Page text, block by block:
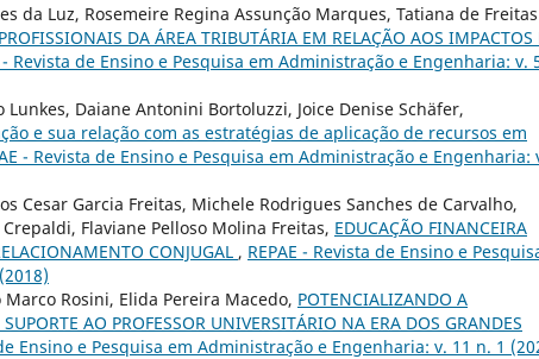
da Luz, Rosemeire Regina Assunção Marques, Tatiana de Freitas
DA ÁREA TRIBUTÁRIA EM RELAÇÃO AOS IMPACTOS
- Revista de Ensino e Pesquisa em Administração e Engenharia: v.
Daiane Antonini Bortoluzzi, Joice Denise Schäfer,
e sua relação com as estratégias de aplicação de recursos em
- Revista de Ensino e Pesquisa em Administração e Engenharia:
Cesar Garcia Freitas, Michele Rodrigues Sanches de Carvalho,
Flaviane Pelloso Molina Freitas, EDUCAÇÃO FINANCEIRA
CONJUGAL , REPAE - Revista de Ensino e
Rosini, Elida Pereira Macedo, POTENCIALIZANDO A
AO PROFESSOR UNIVERSITÁRIO NA ERA DOS GRANDES
Ensino e Pesquisa em Administração e Engenharia: v. 11 n. 1